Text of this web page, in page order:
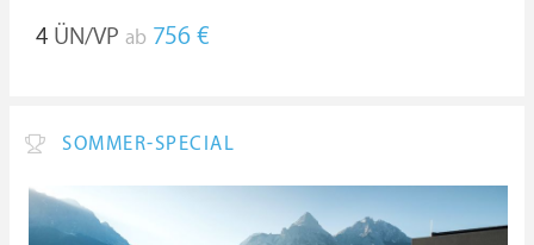
4 ÜN/VP ab 756 €
SOMMER-SPECIAL